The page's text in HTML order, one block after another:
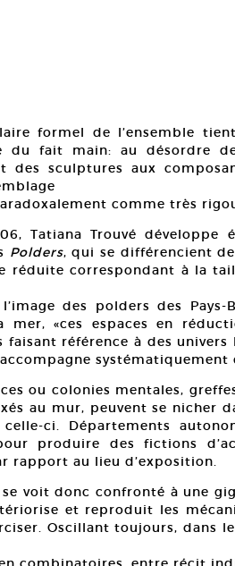
formel de l’ensemble
du fait main: au désordre
des sculptures aux
comme très
Tatiana Trouvé
Polders, qui se différencient
réduite correspondant à la
des polders des
mer, «ces espaces en
faisant référence à des
ou colonies mentales,
au mur, peuvent se nicher
ci. Départements
produire des fictions
rapport au lieu d’exposition.
se voit donc confronté à une
et reproduit les
Oscillant toujours, dans